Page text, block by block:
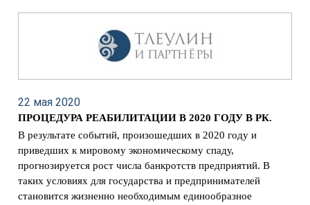
22 мая 2020
ПРОЦЕДУРА РЕАБИЛИТАЦИИ В 2020 ГОДУ В РК.
В результате событий, произошедших в 2020 году и
приведших к мировому экономическому спаду,
прогнозируется рост числа банкротств предприятий. В
таких условиях для государства и предпринимателей
становится жизненно необходимым единообразное